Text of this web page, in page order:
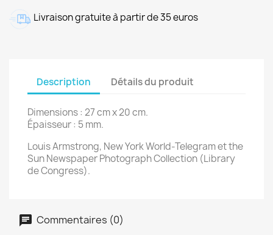
Livraison gratuite à partir de 35 euros
Description Détails du produit
Dimensions : 27 cm x 20 cm.
Épaisseur : 5 mm.
Louis Armstrong, New York World-Telegram et the
Sun Newspaper Photograph Collection (Library
de Congress).
Commentaires (0)